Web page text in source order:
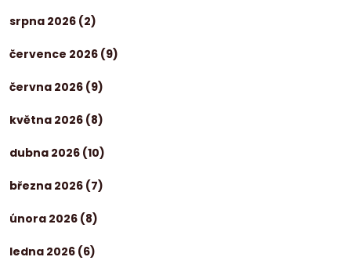
srpna 2026 (2)
července 2026 (9)
června 2026 (9)
května 2026 (8)
dubna 2026 (10)
března 2026 (7)
února 2026 (8)
ledna 2026 (6)